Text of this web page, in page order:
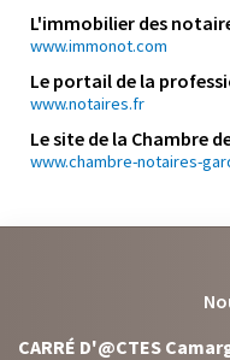
L'immobilier des
www.immonot.com
Le portail de la
www.notaires.fr
Le site de la Chambre
www.chambre-notaires-
CARRÉ D'@CTES